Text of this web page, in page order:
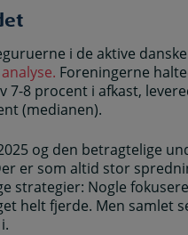
i de aktive
Foreningerne
7-8 procent i afkast,
(medianen).
og den betragtelige
er som altid stor
strategier: Nogle
helt fjerde. Men samlet